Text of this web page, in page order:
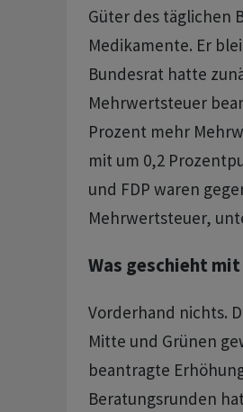
Güter des täglichen
Medikamente. Er
Bundesrat hatte
Mehrwertsteuer
Prozent mehr
mit um 0,2
und FDP waren
Mehrwertsteuer,
Was geschieht
Vorderhand nichts.
Mitte und Grünen
beantragte
Beratungsrunden